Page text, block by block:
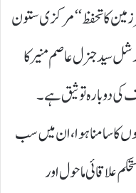
کا تحفظ‘‘ مرکزی ستون
سید جنرل عاصم منیر کا
کی دوبارہ توثیق ہے۔
کا سامنا ہوا، ان میں سب
علاقائی ماحول اور